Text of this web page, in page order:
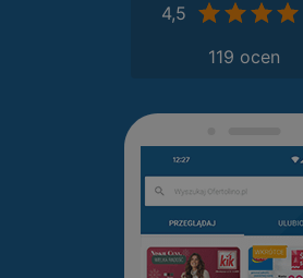
4,5
119 ocen